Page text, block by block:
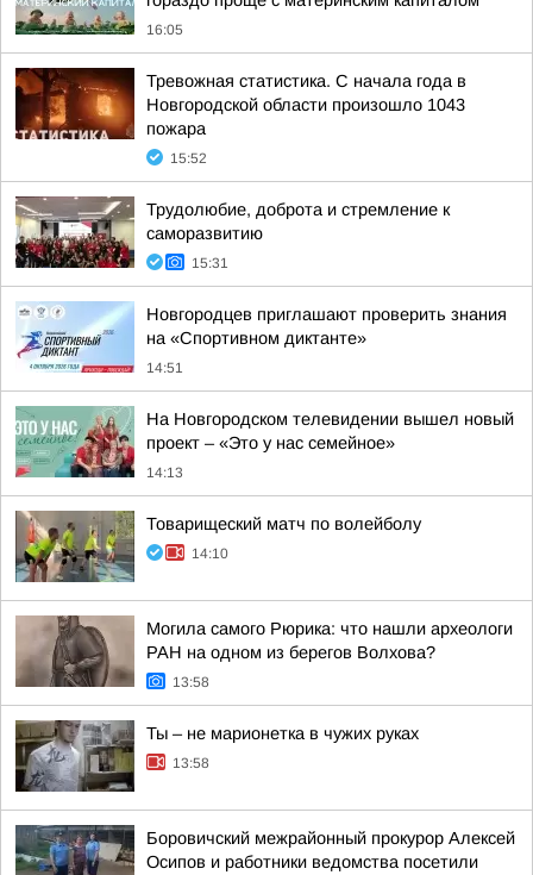
16:05
Тревожная статистика. С начала года в
Новгородской области произошло 1043
пожара
15:52
Трудолюбие, доброта и стремление к
саморазвитию
15:31
Новгородцев приглашают проверить знания
на «Спортивном диктанте»
14:51
На Новгородском телевидении вышел новый
проект – «Это у нас семейное»
14:13
Товарищеский матч по волейболу
14:10
Могила самого Рюрика: что нашли археологи
РАН на одном из берегов Волхова?
13:58
Ты – не марионетка в чужих руках
13:58
Боровичский межрайонный прокурор Алексей
Осипов и работники ведомства посетили